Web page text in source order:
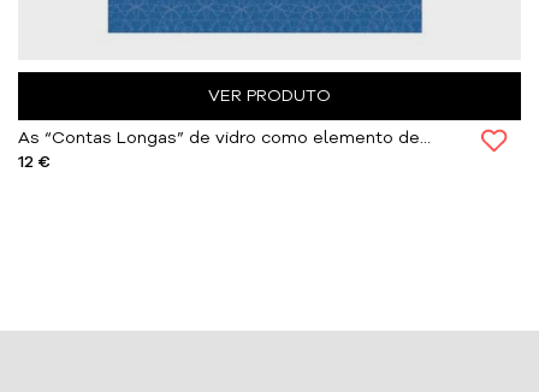
VER PRODUTO
As “Contas Longas” de vidro como elemento de (...)
12 €